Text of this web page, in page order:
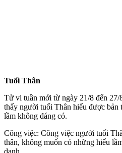
Tuổi Thân
Tử vi tuần mới từ ngày 21/8 đến 27/
thấy người tuổi Thân hiểu được bản
lầm không đáng có.
Công việc: Công việc người tuổi
thân, không muốn có những hiểu
danh.